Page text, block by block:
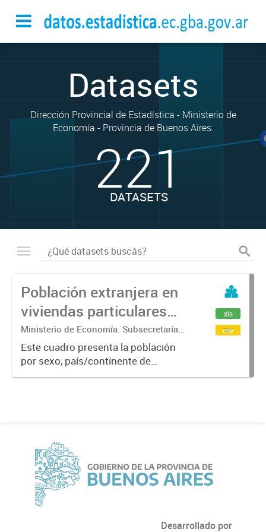
Datasets
Dirección Provincial de Estadística - Ministerio de
Economía - Provincia de Buenos Aires.
221
DATASETS
Población extranjera en
viviendas particulares
según sexo y país de
nacimiento. Por
Municipio 2022
Ministerio de Economía. Subsecretaría
de Coordinación Económica y
Estadística. Dirección Provincial de
Estadística.
Este cuadro presenta la población
por sexo, país/continente de
nacimiento de acuerdo a las
xls
csv
Desarrollado por